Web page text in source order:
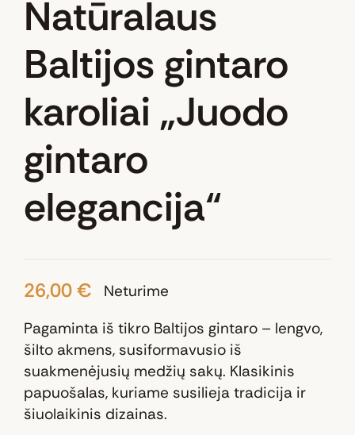
Natūralaus
Baltijos gintaro
karoliai „Juodo
gintaro
elegancija“
26,00€
Neturime
Pagaminta iš tikro Baltijos gintaro – lengvo,
šilto akmens, susiformavusio iš
suakmenėjusių medžių sakų. Klasikinis
papuošalas, kuriame susilieja tradicija ir
šiuolaikinis dizainas.